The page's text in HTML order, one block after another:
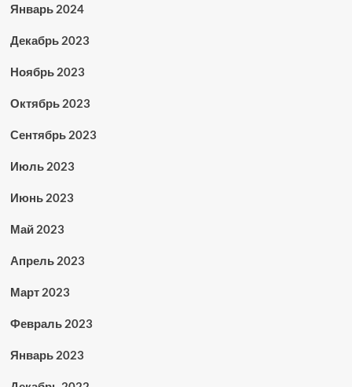
Январь 2024
Декабрь 2023
Ноябрь 2023
Октябрь 2023
Сентябрь 2023
Июль 2023
Июнь 2023
Май 2023
Апрель 2023
Март 2023
Февраль 2023
Январь 2023